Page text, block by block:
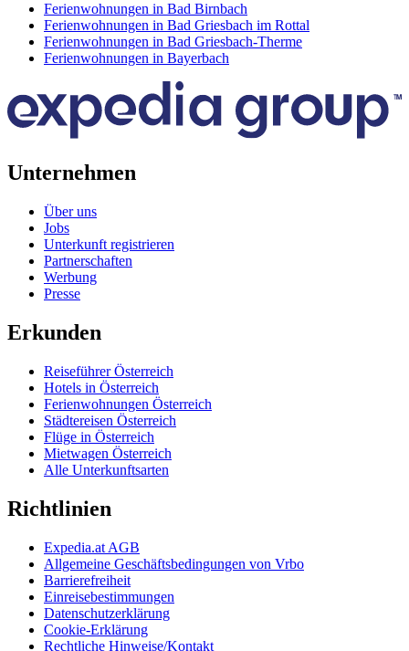
Ferienwohnungen in Bad Birnbach
Ferienwohnungen in Bad Griesbach im Rottal
Ferienwohnungen in Bad Griesbach-Therme
Ferienwohnungen in Bayerbach
Unternehmen
Über uns
Jobs
Unterkunft registrieren
Partnerschaften
Werbung
Presse
Erkunden
Reiseführer Österreich
Hotels in Österreich
Ferienwohnungen Österreich
Städtereisen Österreich
Flüge in Österreich
Mietwagen Österreich
Alle Unterkunftsarten
Richtlinien
Expedia.at AGB
Allgemeine Geschäftsbedingungen von Vrbo
Barrierefreiheit
Einreisebestimmungen
Datenschutzerklärung
Cookie-Erklärung
Rechtliche Hinweise/Kontakt